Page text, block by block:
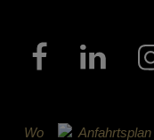
Wo Anfahrtsplan